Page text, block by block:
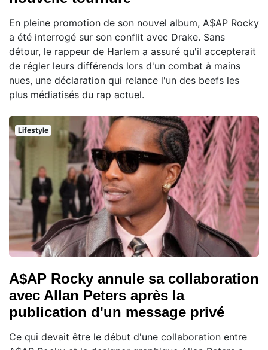
En pleine promotion de son nouvel album, A$AP Rocky
a été interrogé sur son conflit avec Drake. Sans
détour, le rappeur de Harlem a assuré qu'il accepterait
de régler leurs différends lors d'un combat à mains
nues, une déclaration qui relance l'un des beefs les
plus médiatisés du rap actuel.
Lifestyle
A$AP Rocky annule sa collaboration
avec Allan Peters après la
publication d'un message privé
Ce qui devait être le début d'une collaboration entre